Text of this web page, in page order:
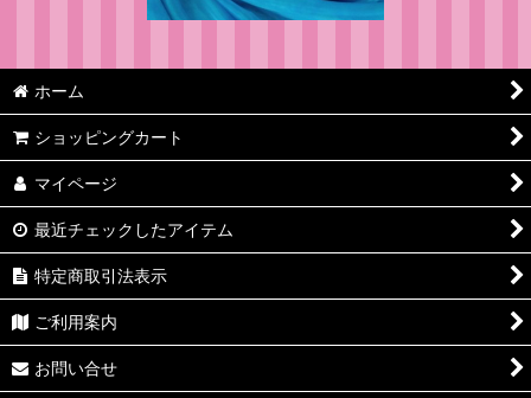
ホーム
ショッピングカート
マイページ
最近チェックしたアイテム
特定商取引法表示
ご利用案内
お問い合せ